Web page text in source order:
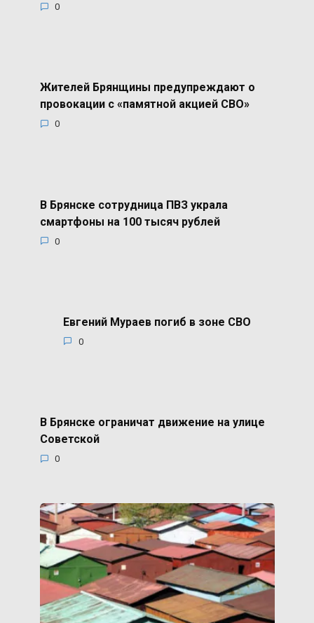
0
Жителей Брянщины предупреждают о
провокации с «памятной акцией СВО»
0
В Брянске сотрудница ПВЗ украла
смартфоны на 100 тысяч рублей
0
Евгений Мураев погиб в зоне СВО
0
В Брянске ограничат движение на улице
Советской
0